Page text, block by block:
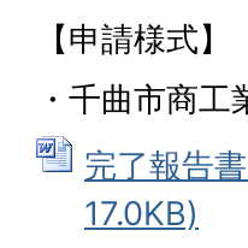
【申請様式】
・千曲市商
完了報告
17.0KB)